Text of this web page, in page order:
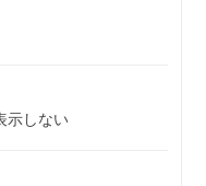
示しない